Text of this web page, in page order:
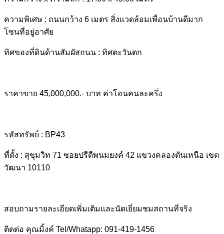
ความพิเศษ : ถนนกว้าง 6 เมตร สิ่งแวดล้อมเพื่อนบ้านดีมาก
โซนที่อยู่อาศัย
ทิศของที่ดินด้านสัมผัสถนน : ทิศตะวันตก
ราคาขาย 45,000,000.- บาท ค่าโอนคนละครึ่ง
รหัสทรัพย์ : BP43
ที่ตั้ง : สุขุมวิท 71 ซอยปรีดีพนมยงค์ 42 แขวงคลองตันเหนือ เขต
วัฒนา 10110
สอบถามรายละเอียดเพิ่มเติมและนัดเยี่ยมชมสถานที่จริง
ติดต่อ คุณมิ้งค์ Tel/Whatapp: 091-419-1456